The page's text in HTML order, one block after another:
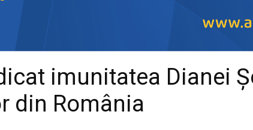
imunitatea Dianei
din România